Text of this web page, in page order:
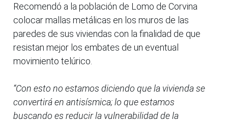
Recomendó a la población de Lomo de Corvina
colocar mallas metálicas en los muros de las
paredes de sus viviendas con la finalidad de que
resistan mejor los embates de un eventual
movimiento telúrico.
“Con esto no estamos diciendo que la vivienda se
convertirá en antisísmica; lo que estamos
buscando es reducir la vulnerabilidad de la